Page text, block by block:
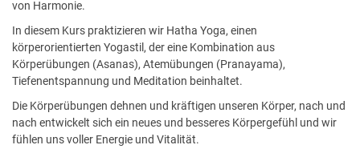
von Harmonie.
In diesem Kurs praktizieren wir Hatha Yoga, einen
körperorientierten Yogastil, der eine Kombination aus
Körperübungen (Asanas), Atemübungen (Pranayama),
Tiefenentspannung und Meditation beinhaltet.
Die Körperübungen dehnen und kräftigen unseren Körper, nach und
nach entwickelt sich ein neues und besseres Körpergefühl und wir
fühlen uns voller Energie und Vitalität.